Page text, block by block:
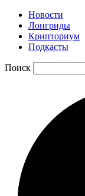
Новости
Лонгриды
Крипториум
Подкасты
Поиск